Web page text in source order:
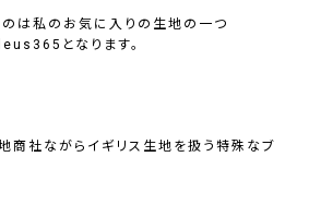
のは私のお気に入りの生地の一つ
となります。
商社ながらイギリス生地を扱う特殊なブ